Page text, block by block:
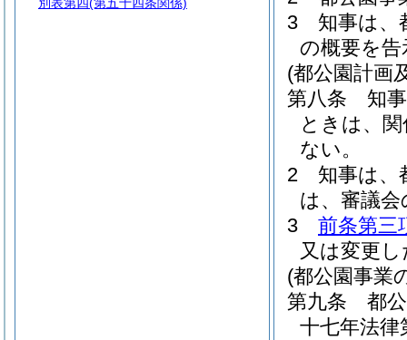
3
知事は、
の概要を
(都公園計画
第八条
知
ときは、
ない。
2
知事は、
は、審議
3
前条第三
又は変更
(都公園事業
第九条
都
十七年法律